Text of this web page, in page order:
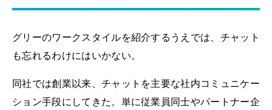
グリーのワークスタイルを紹介するうえでは、チャット
も忘れるわけにはいかない。
同社では創業以来、チャットを主要な社内コミュニケー
ション手段にしてきた。単に従業員同士やパートナー企